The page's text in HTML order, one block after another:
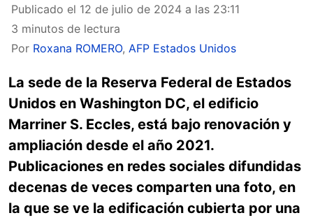
Publicado el 12 de julio de 2024 a las 23:11
3 minutos de lectura
Por Roxana ROMERO, AFP Estados Unidos
La sede de la Reserva Federal de Estados
Unidos en Washington DC, el edificio
Marriner S. Eccles, está bajo renovación y
ampliación desde el año 2021.
Publicaciones en redes sociales difundidas
decenas de veces comparten una foto, en
la que se ve la edificación cubierta por una